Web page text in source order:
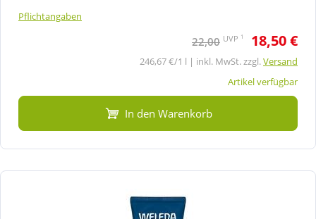
Pflichtangaben
22,00 UVP 1 18,50 €
246,67 €/1 l | inkl. MwSt. zzgl.Versand
Artikel verfügbar
In den Warenkorb